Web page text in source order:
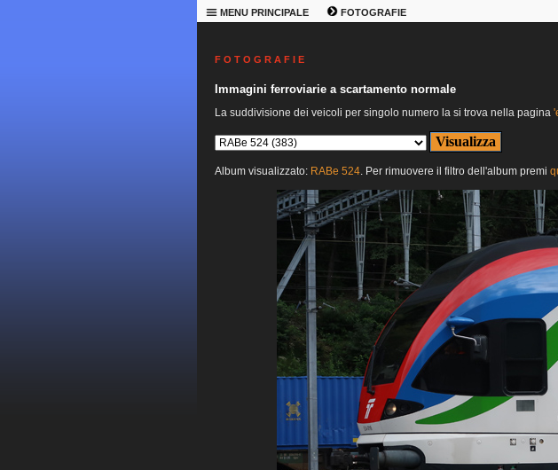
MENU PRINCIPALE FOTOGRAFIE
F O T O G R A F I E
Immagini ferroviarie a scartamento normale
La suddivisione dei veicoli per singolo numero la si trova nella pagina
Album visualizzato: RABe 524. Per rimuovere il filtro dell'album premi